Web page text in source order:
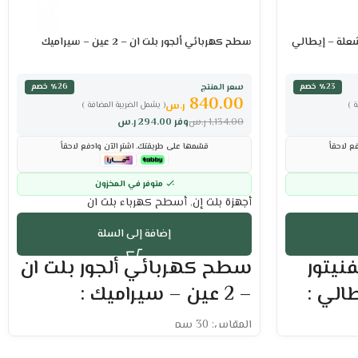
٪23 خصم
)
لاحقاً
سطح كهربائي ألجور بلت ان – 2 عين – سيراميك
سعر المنتج
٪26 خصم
( يشمل الضريبة المضافة )
840.00 ر.س
وفر 294.00ر.س 1,134.00ر.س
قسّمها على طريقتك. اشترِ الآن وادفع لاحقاً
متوفر في المخزون
أجهزة بلت إن, أسطح كهرباء بلت ان
إضافة إلى السلة
سطح كهربائي ألجور بلت ان
– 2 عين – سيراميك :
المقاس: 30 سم